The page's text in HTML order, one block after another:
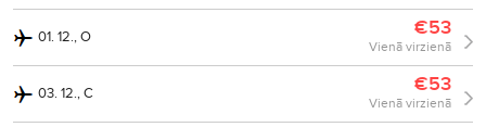
01. 12., O €53
Vienā virzienā
03. 12., C €53
Vienā virzienā